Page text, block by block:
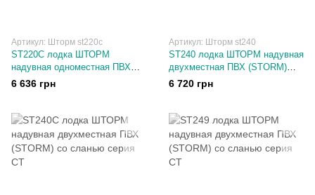
Артикул: Шторм st220с
ST220С лодка ШТОРМ
надувная одноместная ПВХ
(STORM) со сланью серия СТ
6 636 грн
Артикул: Шторм st240
ST240 лодка ШТОРМ надувная
двухместная ПВХ (STORM)
серия СТ
6 720 грн